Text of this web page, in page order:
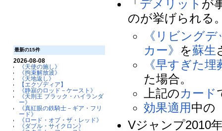
最新の15件
2026-08-08
《天使の施し》
《拘束解放波》
《天地返し》
【エクゾディア】
《静寂のロッド－ケースト》
《天刑王 ブラック・ハイランダ
ー》
《真紅眼の鉄騎士－ギア・フリ
ード》
《ロード・オブ・ザ・レッド》
《ダブル・サイクロン》
「 デメリット が
のが挙げられる
《リビング
カー》 を蘇生
《早すぎた埋
た場合。
上記のカード
効果適用中の
Vジャンプ2010